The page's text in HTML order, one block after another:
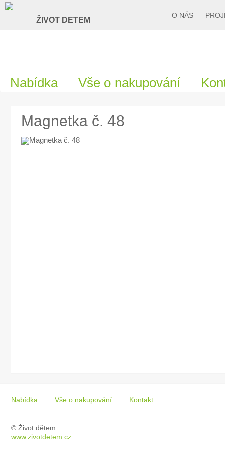
O NÁS
Nabídka Vše o nakupování
Magnetka č. 48
Nabídka Vše o nakupování Kontakt
© Život dětem
www.zivotdetem.cz